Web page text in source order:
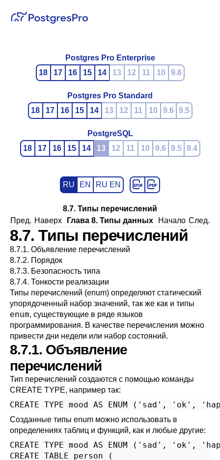
Postgres Pro Enterprise
18
17 16 15 14 13 12 11 10 9.6
Postgres Pro Standard
18
17 16 15 14 13 12 11 10 9.6 9.5
PostgreSQL
18
17 16 15 14 13 12 11 10 9.6 9.5 9.4
RU EN RU EN
8.7. Типы перечислений
Пред. Наверх Глава 8. Типы данных Начало След.
8.7. Типы перечислений
8.7.1. Объявление перечислений
8.7.2. Порядок
8.7.3. Безопасность типа
8.7.4. Тонкости реализации
Типы перечислений (enum) определяют статический
упорядоченный набор значений, так же как и типы
enum, существующие в ряде языков
программирования. В качестве перечисления можно
привести дни недели или набор состояний.
8.7.1. Объявление
перечислений
Тип перечислений создаются с помощью команды
CREATE TYPE, например так:
CREATE TYPE mood AS ENUM ('sad', 'ok',
Созданные типы enum можно использовать в
определениях таблиц и функций, как и любые другие:
CREATE TYPE mood AS ENUM ('sad', 'ok',
CREATE TABLE person (